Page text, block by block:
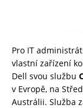
Pro IT
vlastní zařízení
Dell svou službu
v Evropě, na
Austrálii. Služba